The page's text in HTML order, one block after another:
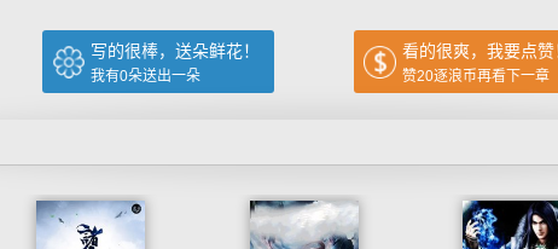
写的很棒，送朵鲜花！
我有0朵送出一朵
看的很爽，我要点赞
赞20逐浪币再看下一章